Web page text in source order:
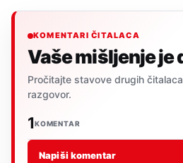
KOMENTARI ČITALACA
Vaše mišljenje je
Pročitajte stavove drugih
razgovor.
1KOMENTAR
Napiši komentar